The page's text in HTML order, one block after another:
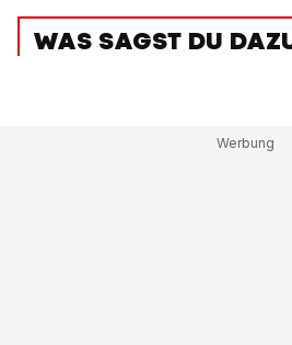
WAS SAGST DU